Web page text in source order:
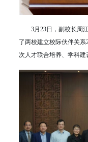
3月23日，副校长周
了两校建立校际伙伴关
次人才联合培养、学科建